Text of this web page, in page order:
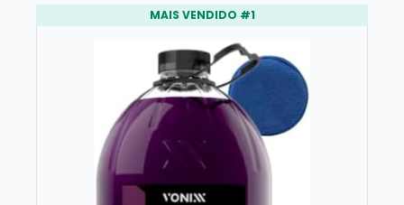
MAIS VENDIDO #1